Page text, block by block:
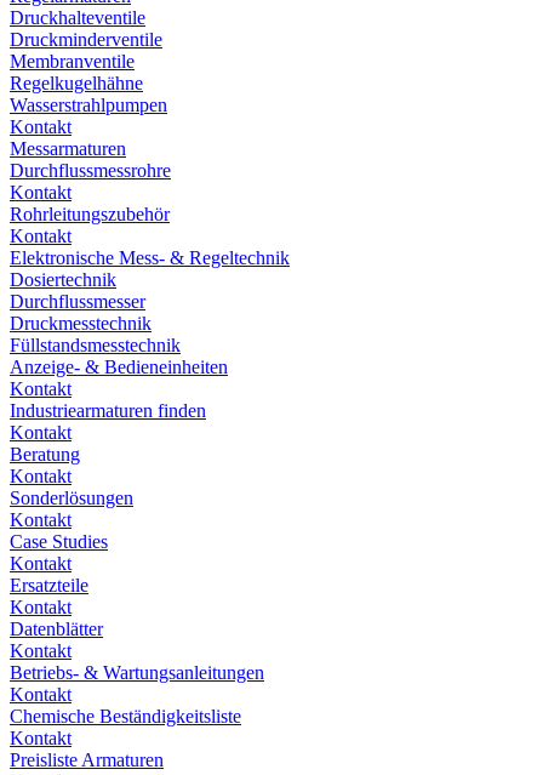
Druckhalteventile
Druckminderventile
Membranventile
Regelkugelhähne
Wasserstrahlpumpen
Kontakt
Messarmaturen
Durchflussmessrohre
Kontakt
Rohrleitungszubehör
Kontakt
Elektronische Mess- & Regeltechnik
Dosiertechnik
Durchflussmesser
Druckmesstechnik
Füllstandsmesstechnik
Anzeige- & Bedieneinheiten
Kontakt
Industriearmaturen finden
Kontakt
Beratung
Kontakt
Sonderlösungen
Kontakt
Case Studies
Kontakt
Ersatzteile
Kontakt
Datenblätter
Kontakt
Betriebs- & Wartungsanleitungen
Kontakt
Chemische Beständigkeitsliste
Kontakt
Preisliste Armaturen